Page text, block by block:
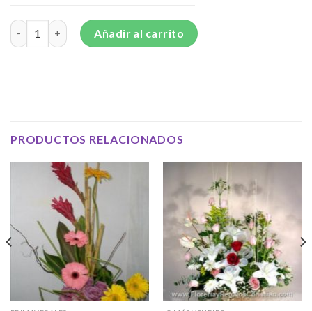
P10 - Canasta con flores naturales cantidad
Añadir al carrito
PRODUCTOS RELACIONADOS